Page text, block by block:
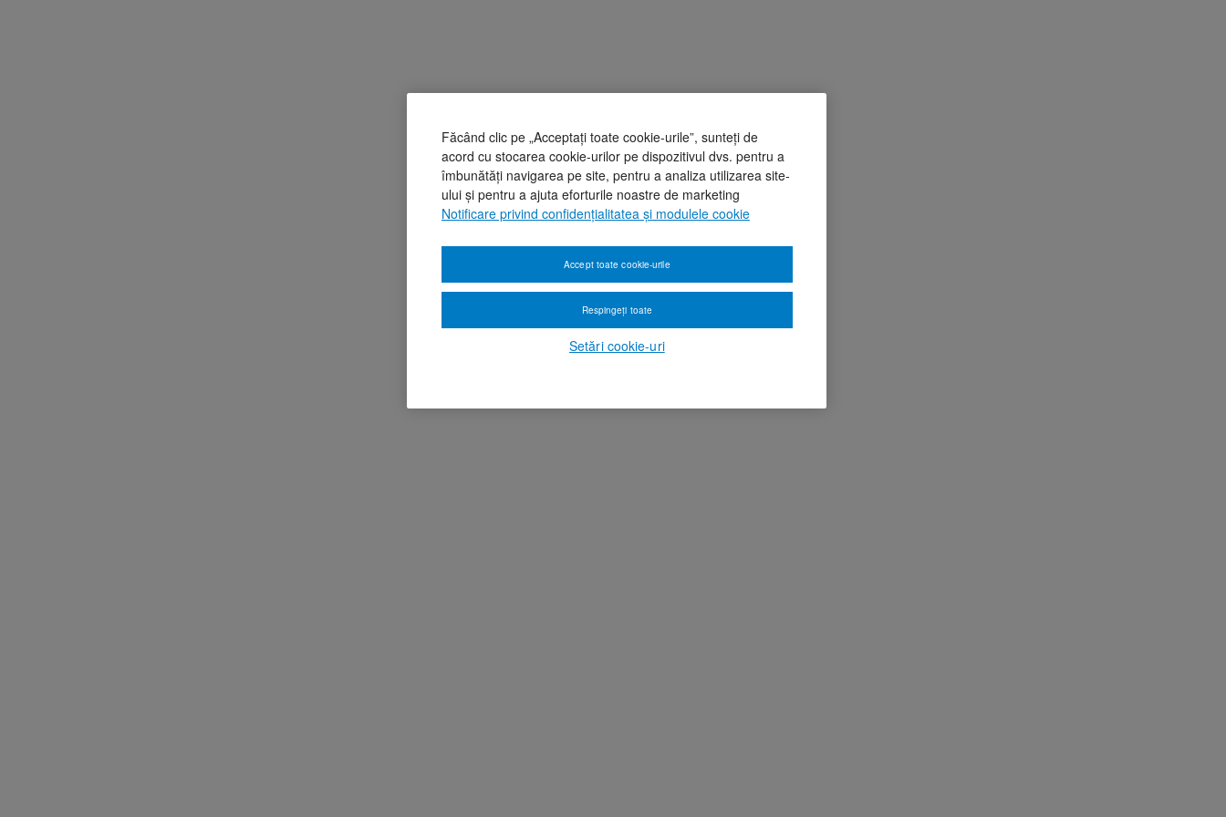
Făcând clic pe „Acceptați toate cookie-urile”, sunteți de
acord cu stocarea cookie-urilor pe dispozitivul dvs. pentru a
îmbunătăți navigarea pe site, pentru a analiza utilizarea site-
ului și pentru a ajuta eforturile noastre de marketing
Notificare privind confidențialitatea și modulele cookie
Setări cookie-uri
Respingeți toate
Accept toate cookie-urile